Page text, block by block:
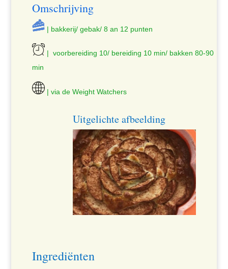
Omschrijving
| bakkerij/ gebak/ 8 an 12 punten
| voorbereiding 10/ bereiding 10 min/ bakken 80-90
min
| via de Weight Watchers
Uitgelichte afbeelding
Ingrediënten